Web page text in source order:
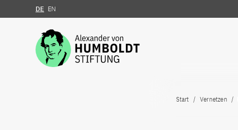
Zum Inhalt springen
DE EN
Start Vernetzen